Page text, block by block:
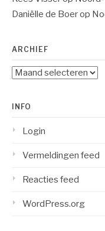
Daniëlle de Boerop
ARCHIEF
Archief
INFO
Login
Vermeldingen feed
Reacties feed
WordPress.org